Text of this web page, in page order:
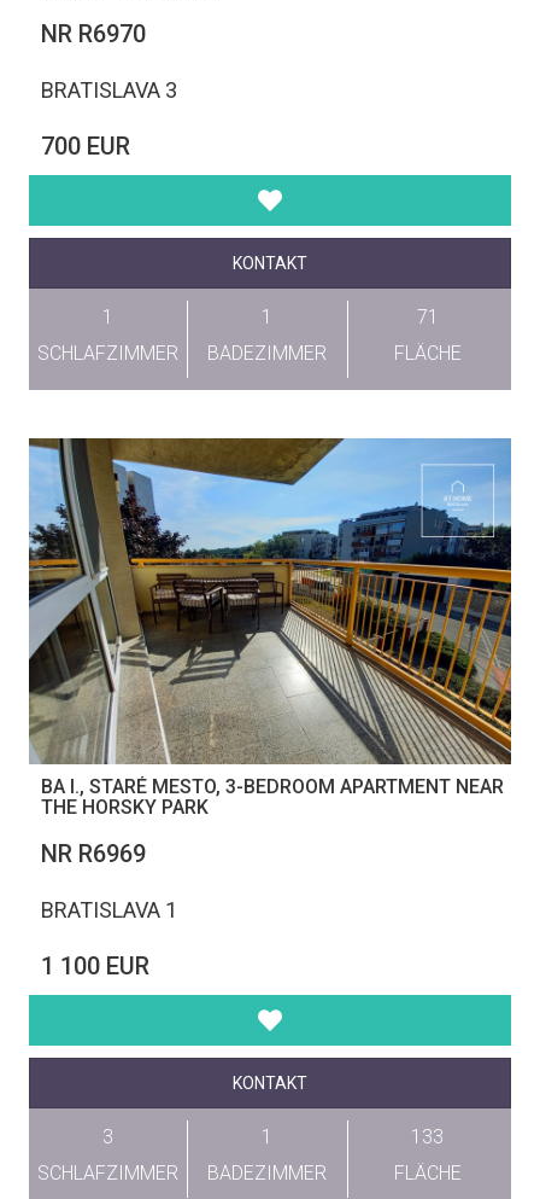
NR R6970
BRATISLAVA 3
700 EUR
KONTAKT
1
SCHLAFZIMMER
1
BADEZIMMER
71
FLÄCHE
BA I., STARÉ MESTO, 3-BEDROOM APARTMENT NEAR
THE HORSKY PARK
NR R6969
BRATISLAVA 1
1 100 EUR
KONTAKT
3
SCHLAFZIMMER
1
BADEZIMMER
133
FLÄCHE